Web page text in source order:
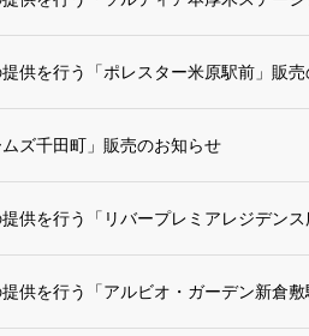
供を行う「ポレスター米原駅前」販
ズ千田町」販売のお知らせ
供を行う「リバープレミアレジデン
供を行う「アルビオ・ガーデン新倉